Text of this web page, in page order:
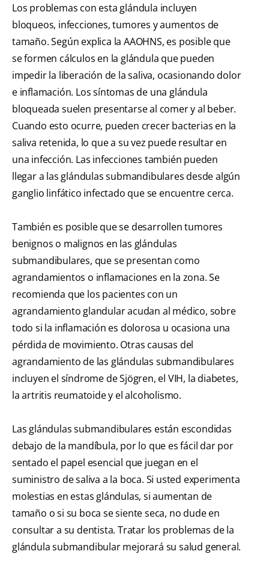
Los problemas con esta glándula incluyen
bloqueos, infecciones, tumores y aumentos de
tamaño. Según explica la AAOHNS, es posible que
se formen cálculos en la glándula que pueden
impedir la liberación de la saliva, ocasionando dolor
e inflamación. Los síntomas de una glándula
bloqueada suelen presentarse al comer y al beber.
Cuando esto ocurre, pueden crecer bacterias en la
saliva retenida, lo que a su vez puede resultar en
una infección. Las infecciones también pueden
llegar a las glándulas submandibulares desde algún
ganglio linfático infectado que se encuentre cerca.
También es posible que se desarrollen tumores
benignos o malignos en las glándulas
submandibulares, que se presentan como
agrandamientos o inflamaciones en la zona. Se
recomienda que los pacientes con un
agrandamiento glandular acudan al médico, sobre
todo si la inflamación es dolorosa u ocasiona una
pérdida de movimiento. Otras causas del
agrandamiento de las glándulas submandibulares
incluyen el síndrome de Sjögren, el VIH, la diabetes,
la artritis reumatoide y el alcoholismo.
Las glándulas submandibulares están escondidas
debajo de la mandíbula, por lo que es fácil dar por
sentado el papel esencial que juegan en el
suministro de saliva a la boca. Si usted experimenta
molestias en estas glándulas, si aumentan de
tamaño o si su boca se siente seca, no dude en
consultar a su dentista. Tratar los problemas de la
glándula submandibular mejorará su salud general.